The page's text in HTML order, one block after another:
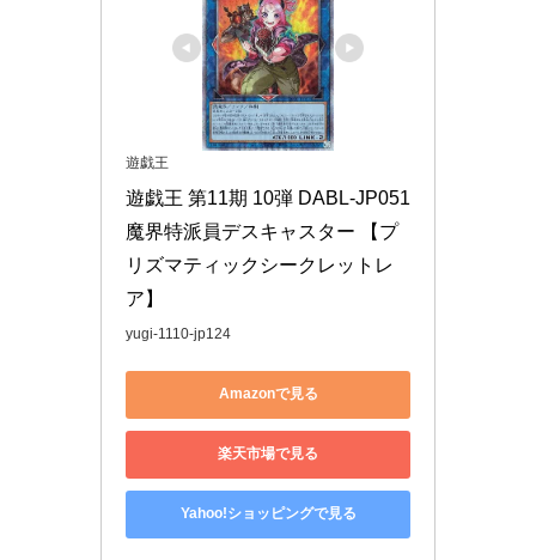
遊戯王
遊戯王 第11期 10弾 DABL-JP051
魔界特派員デスキャスター 【プ
リズマティックシークレットレ
ア】
yugi-1110-jp124
Amazonで見る
楽天市場で見る
Yahoo!ショッピングで見る